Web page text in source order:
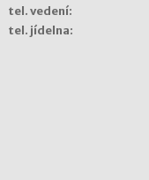
tel. vedení:
tel. jídelna: